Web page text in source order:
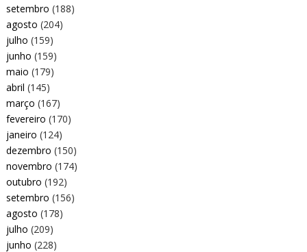
setembro (188)
agosto (204)
julho (159)
junho (159)
maio (179)
abril (145)
março (167)
fevereiro (170)
janeiro (124)
dezembro (150)
novembro (174)
outubro (192)
setembro (156)
agosto (178)
julho (209)
junho (228)